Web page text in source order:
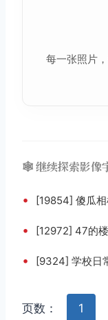
每一张照片
🕸️ 继续探索影像
• [19854] 傻瓜
• [12972] 47的
• [9324] 学校日
页数： 1